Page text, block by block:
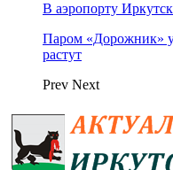
В аэропорту
Паром «Дорожник»
растут
Prev Next